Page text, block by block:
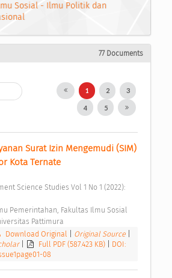
Sosial - Ilmu Politik dan
77 Documents
1 2 3
4 5
Surat Izin Mengemudi (SIM)
Kota Ternate
Pemerintahan, Fakultas Ilmu Sosial
Pattimura
Download Original Original Source
Full PDF (587.423 KB)
DOI:
08